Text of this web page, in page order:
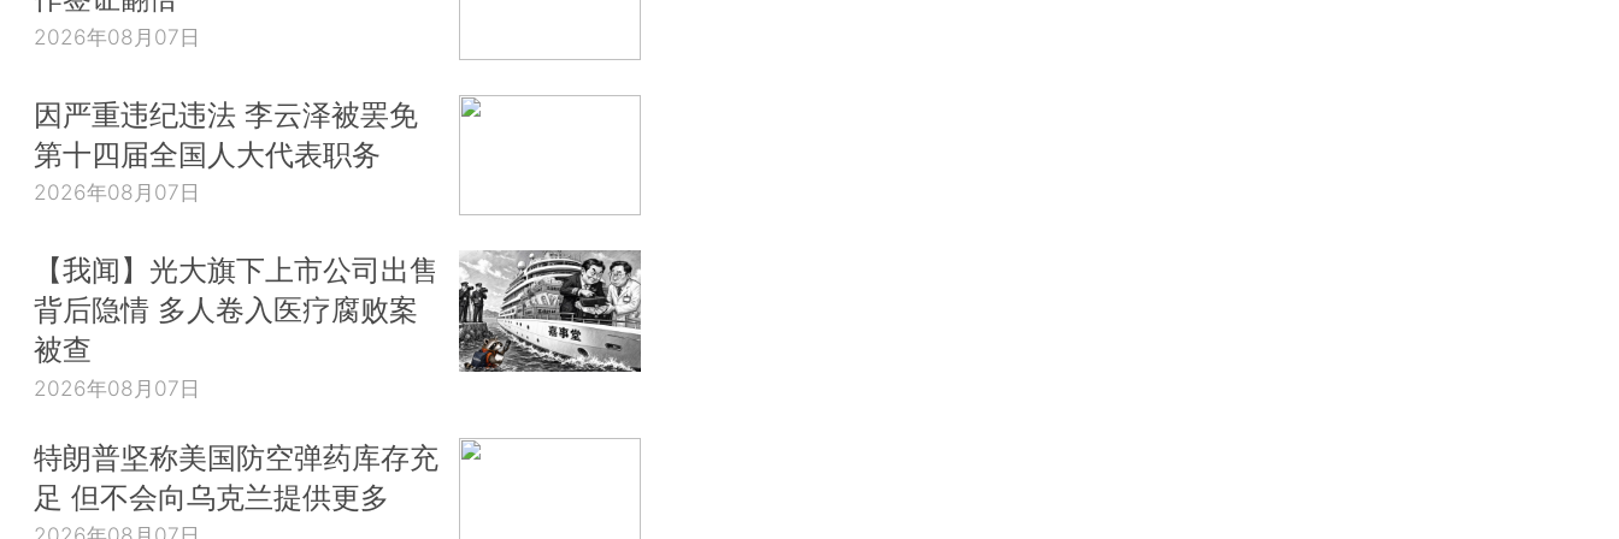
2026年08月07日
因严重违纪违法 李云泽被罢免
第十四届全国人大代表职务
2026年08月07日
【我闻】光大旗下上市公司出售
背后隐情 多人卷入医疗腐败案
被查
2026年08月07日
特朗普坚称美国防空弹药库存充
足 但不会向乌克兰提供更多